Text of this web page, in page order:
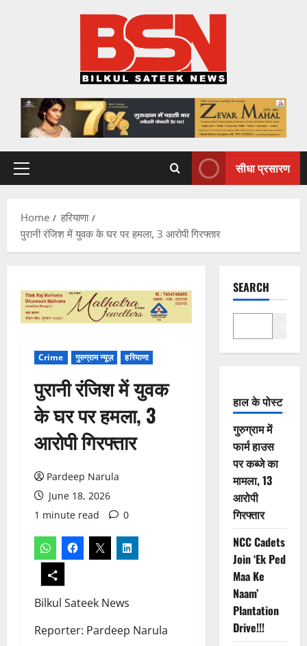
Primary
सीधा प्रसारण
Home
हरियाणा
पुरानी रंजिश में युवक के घर पर हमला, 3 आरोपी गिरफ्तार
Crime गुरुग्राम न्यूज़ हरियाणा
पुरानी रंजिश में युवक
के घर पर हमला, 3
आरोपी गिरफ्तार
Pardeep Narula
June 18, 2026
1 minute read
0
Bilkul Sateek News
Reporter: Pardeep Narula
SEARCH
हाल के पोस्ट
गुरुग्राम में
फार्म हाउस
पर कब्जे का
मामला, 13
आरोपी
गिरफ्तार
NCC Cadets
Join ‘Ek Ped
Maa Ke
Naam’
Plantation
Drive!!!